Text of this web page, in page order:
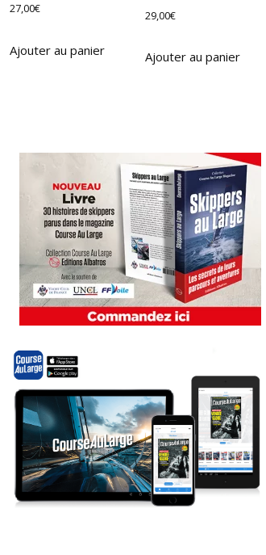
27,00€
Ajouter au panier
29,00€
Ajouter au panier